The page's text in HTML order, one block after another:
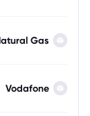
Gas
Vodafone